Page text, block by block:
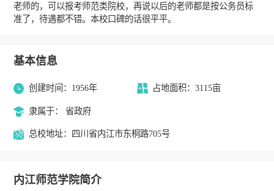
老师的，可以报考师范类院校，再说以后的老师都是按公务员标
准了，待遇都不错。本校口碑的话很平平。
基本信息
创建时间：1956年 占地面积：3115亩
隶属于： 省政府
总校地址：四川省内江市东桐路705号
内江师范学院简介